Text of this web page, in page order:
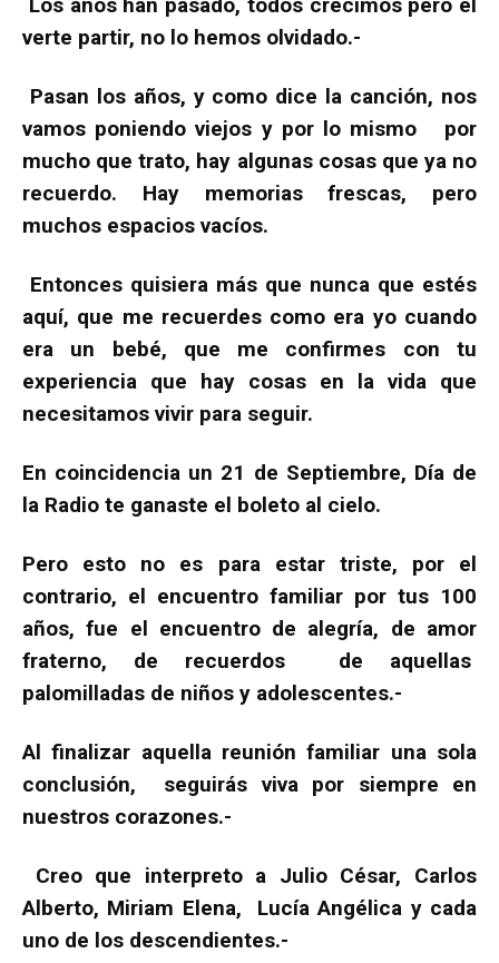
verte partir, no lo hemos olvidado.-
Pasan los años, y como dice la canción, nos
vamos poniendo viejos y por lo mismo por
mucho que trato, hay algunas cosas que ya no
recuerdo. Hay memorias frescas, pero
muchos espacios vacíos.
Entonces quisiera más que nunca que estés
aquí, que me recuerdes como era yo cuando
era un bebé, que me confirmes con tu
experiencia que hay cosas en la vida que
necesitamos vivir para seguir.
En coincidencia un 21 de Septiembre, Día de
la Radio te ganaste el boleto al cielo.
Pero esto no es para estar triste, por el
contrario, el encuentro familiar por tus 100
años, fue el encuentro de alegría, de amor
fraterno, de recuerdos de aquellas
palomilladas de niños y adolescentes.-
Al finalizar aquella reunión familiar una sola
conclusión, seguirás viva por siempre en
nuestros corazones.-
Creo que interpreto a Julio César, Carlos
Alberto, Miriam Elena, Lucía Angélica y cada
uno de los descendientes.-